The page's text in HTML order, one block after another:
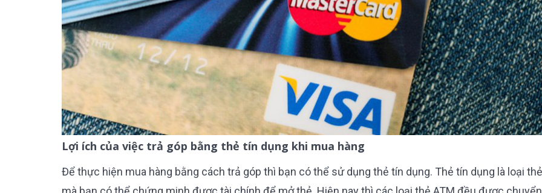
Lợi ích của việc trả góp bằng thẻ tín dụng khi mua hàng
Để thực hiện mua hàng bằng cách trả góp thì bạn có thể sử dụng thẻ tín dụng. Thẻ tín dụng là loại thẻ